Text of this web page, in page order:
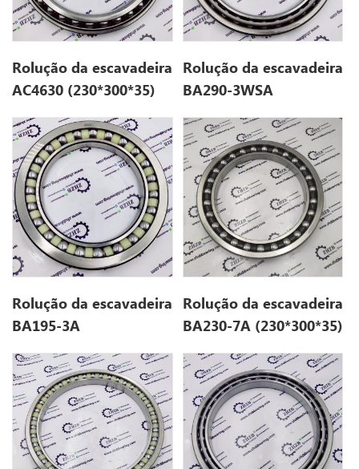
Rolução da escavadeira
AC4630 (230*300*35)
Rolução da escavadeira
BA290-3WSA
Rolução da escavadeira
BA195-3A
Rolução da escavadeira
BA230-7A (230*300*35)